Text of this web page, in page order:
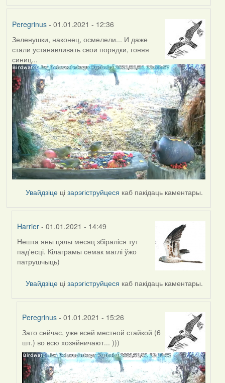
Peregrinus- 01.01.2021 - 12:36
Зеленушки, наконец, осмелели... И даже
стали устанавливать свои порядки, гоняя
синиц...
Увайдзіце цізарэгіструйцеся каб пакідаць каментары.
Harrier - 01.01.2021 - 14:49
In
reply
to
Peregrinus
Нешта яны цэлы месяц збіраліся тут
пад'есці. Кілаграмы семак маглі ўжо
патрушчыць)
Увайдзіце цізарэгіструйцеся каб пакідаць каментары.
Peregrinus - 01.01.2021 - 15:26
In
reply
to
by
Harrier
Зато сейчас, уже всей местной стайкой (6
шт.) во всю хозяйничают... )))